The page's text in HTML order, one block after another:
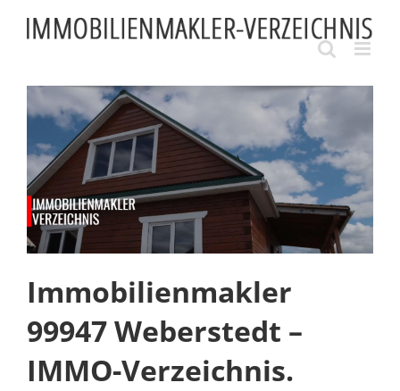
content
Immobilienmakler
99947 Weberstedt –
IMMO-Verzeichnis.